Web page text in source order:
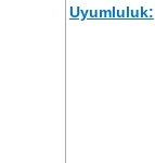
Uyumluluk: